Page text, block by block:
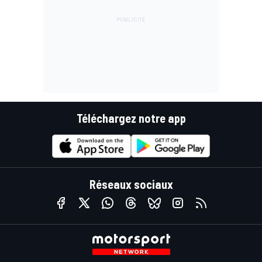
Téléchargez notre app
Réseaux sociaux